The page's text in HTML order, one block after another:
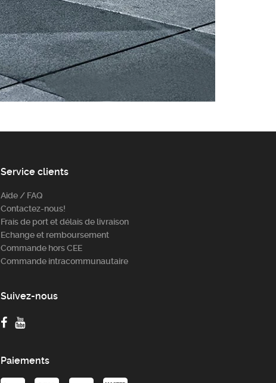
Service clients
Aide / FAQ
Contactez-nous!
Frais de port et délais de livraison
Echange et remboursement
Commande hors CEE
Commande intracommunautaire
Suivez-nous
Paiements